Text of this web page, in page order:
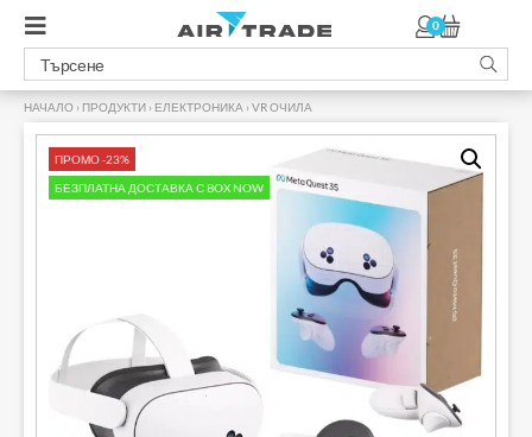
0
НАЧАЛО › ПРОДУКТИ › ЕЛЕКТРОНИКА ›VR ОЧИЛА
ПРОМО -23%
БЕЗПЛАТНА ДОСТАВКА С BOX NOW